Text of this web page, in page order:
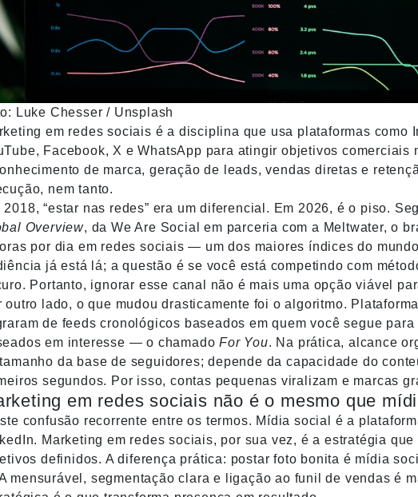
Luke Chesser / Unsplash
em redes sociais é a disciplina que usa plataformas como
Facebook, X e WhatsApp para atingir objetivos comerciais
de marca, geração de leads, vendas diretas e
nem tanto.
2018, “estar nas redes” era um diferencial. Em 2026, é o piso.
Overview, da We Are Social em parceria com a Meltwater, o
por dia em redes sociais — um dos maiores índices do
já está lá; a questão é se você está competindo com
Portanto, ignorar esse canal não é mais uma opção viável
outro lado, o que mudou drasticamente foi o algoritmo.
de feeds cronológicos baseados em quem você segue
em interesse — o chamadoFor You. Na prática, alcance
da base de seguidores; depende da capacidade do
segundos. Por isso, contas pequenas viralizam e marcas
em redes sociais não é o mesmo que
confusão recorrente entre os termos. Mídia social é a
Marketing em redes sociais, por sua vez, é a estratégia
definidos. A diferença prática: postar foto bonita é mídia
mensurável, segmentação clara e ligação ao funil de vendas é